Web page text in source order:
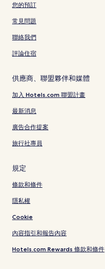
您的預訂
常見問題
聯絡我們
評論住宿
供應商、聯盟夥伴和媒體
加入 Hotels.com 聯盟計畫
最新消息
廣告合作提案
旅行社專員
規定
條款和條件
隱私權
Cookie
內容指引和報告內容
Hotels.com Rewards 條款和條件